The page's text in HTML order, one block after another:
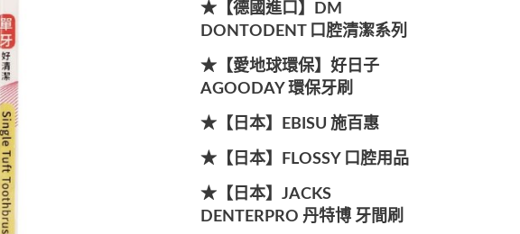
★【德國進口】DM
DONTODENT 口腔清潔系列
★【愛地球環保】好日子
AGOODAY 環保牙刷
★【日本】EBISU 施百惠
★【日本】FLOSSY 口腔用品
★【日本】JACKS
DENTERPRO 丹特博 牙間刷